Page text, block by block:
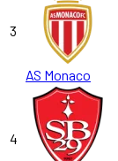
3
AS Monaco
4